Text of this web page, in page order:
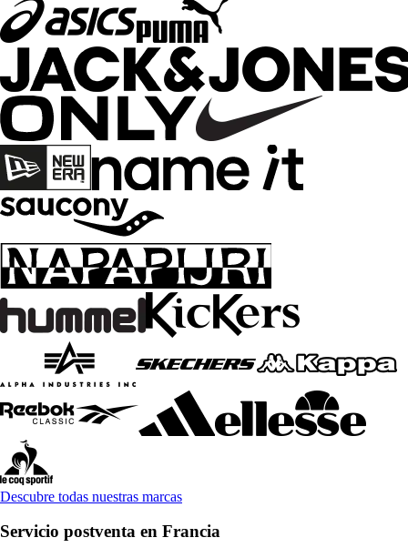
Descubre todas nuestras marcas
Servicio postventa en Francia